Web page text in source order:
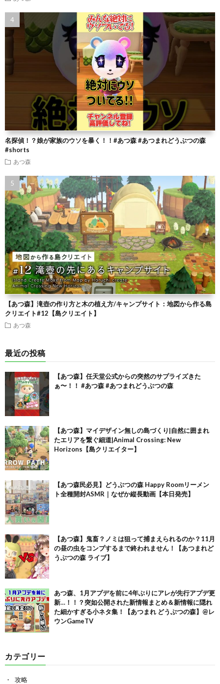
名探偵！？娘が家族のウソを暴く！！#あつ森 #あつまれどうぶつの森
#shorts
あつ森
【あつ森】滝壺の作り方と木の植え方/キャンプサイト：地図から作る島
クリエイト#12【島クリエイト】
あつ森
最近の投稿
【あつ森】任天堂公式からの突然のサプライズきた
ぁ〜！！ #あつ森 #あつまれどうぶつの森
【あつ森】マイデザイン無しの島づくり|自然に囲まれ
たエリアを繋ぐ細道|Animal Crossing: New
Horizons【島クリエイター】
【あつ森民必見】どうぶつの森 Happy Roomリーメン
ト全種開封ASMR｜なぜか縦長動画【本日発売】
【あつ森】鬼畜？ノミは狙って捕まえられるのか？11月
の昼の虫をコンプするまで終われません！【あつまれど
うぶつの森 ライブ】
あつ森、1月アプデを前に4年ぶりにアレが先行アプデ更
新…！！？突如公開された新情報まとめ＆新情報に隠れ
た細かすぎる小ネタ集！【あつまれ どうぶつの森】@レ
ウンGameTV
カテゴリー
攻略